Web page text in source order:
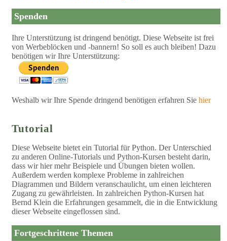
Spenden
Ihre Unterstützung ist dringend benötigt. Diese Webseite ist frei
von Werbeblöcken und -bannern! So soll es auch bleiben! Dazu
benötigen wir Ihre Unterstützung:
Weshalb wir Ihre Spende dringend benötigen erfahren Sie hier
Tutorial
Diese Webseite bietet ein Tutorial für Python. Der Unterschied
zu anderen Online-Tutorials und Python-Kursen besteht darin,
dass wir hier mehr Beispiele und Übungen bieten wollen.
Außerdem werden komplexe Probleme in zahlreichen
Diagrammen und Bildern veranschaulicht, um einen leichteren
Zugang zu gewährleisten. In zahlreichen Python-Kursen hat
Bernd Klein die Erfahrungen gesammelt, die in die Entwicklung
dieser Webseite eingeflossen sind.
Fortgeschrittene Themen